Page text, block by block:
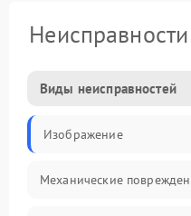
Виды неисправностей
Изображение
Механические